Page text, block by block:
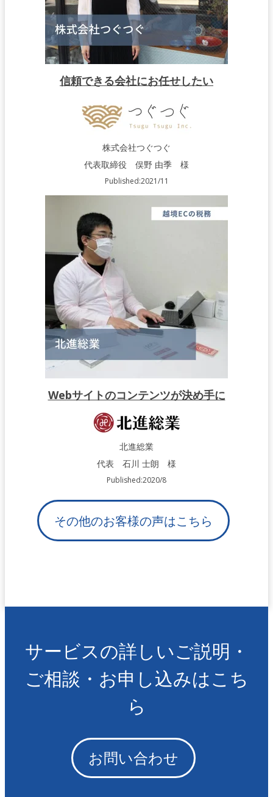
信頼できる会社にお任せしたい
株式会社つぐつぐ
代表取締役 俣野 由季 様
Published:2021/11
Webサイトのコンテンツが決め手に
北進総業
代表 石川 士朗 様
Published:2020/8
その他のお客様の声はこちら
サービスの詳しいご説明・
ご相談・お申し込みはこち
ら
お問い合わせ